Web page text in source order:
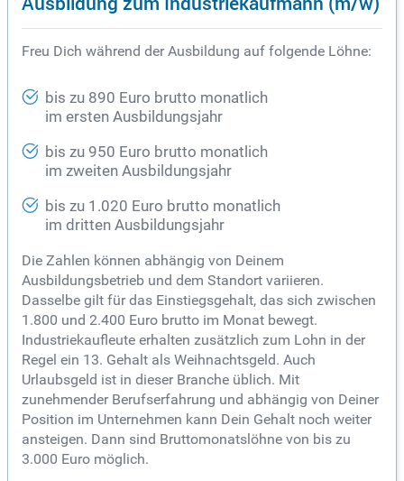
Freu Dich während der Ausbildung auf folgende Löhne:
bis zu 890 Euro brutto monatlich
im ersten Ausbildungsjahr
bis zu 950 Euro brutto monatlich
im zweiten Ausbildungsjahr
bis zu 1.020 Euro brutto monatlich
im dritten Ausbildungsjahr
Die Zahlen können abhängig von Deinem
Ausbildungsbetrieb und dem Standort variieren.
Dasselbe gilt für das Einstiegsgehalt, das sich zwischen
1.800 und 2.400 Euro brutto im Monat bewegt.
Industriekaufleute erhalten zusätzlich zum Lohn in der
Regel ein 13. Gehalt als Weihnachtsgeld. Auch
Urlaubsgeld ist in dieser Branche üblich. Mit
zunehmender Berufserfahrung und abhängig von Deiner
Position im Unternehmen kann Dein Gehalt noch weiter
ansteigen. Dann sind Bruttomonatslöhne von bis zu
3.000 Euro möglich.